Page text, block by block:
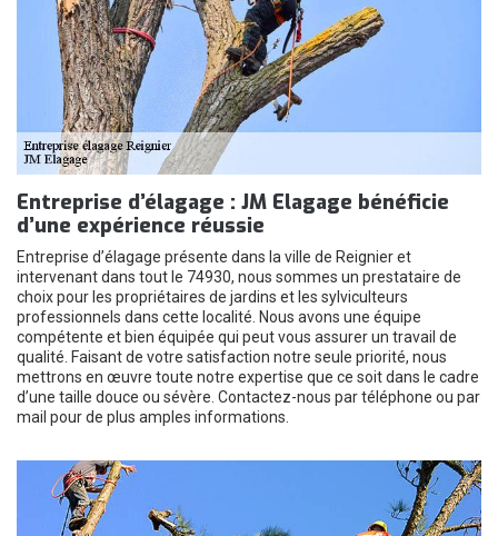
Entreprise d’élagage : JM Elagage bénéficie
d’une expérience réussie
Entreprise d’élagage présente dans la ville de Reignier et
intervenant dans tout le 74930, nous sommes un prestataire de
choix pour les propriétaires de jardins et les sylviculteurs
professionnels dans cette localité. Nous avons une équipe
compétente et bien équipée qui peut vous assurer un travail de
qualité. Faisant de votre satisfaction notre seule priorité, nous
mettrons en œuvre toute notre expertise que ce soit dans le cadre
d’une taille douce ou sévère. Contactez-nous par téléphone ou par
mail pour de plus amples informations.